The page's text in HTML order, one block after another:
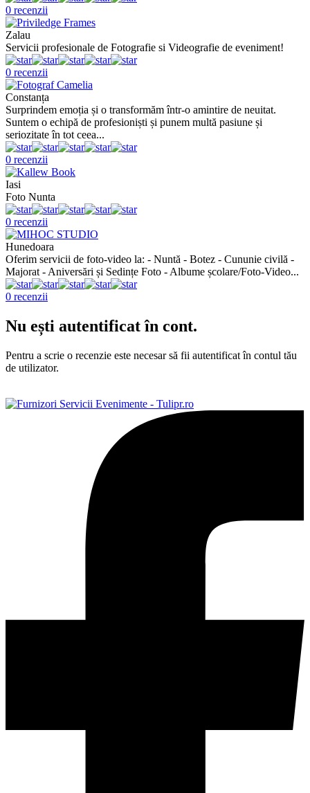
0 recenzii
Zalau
Servicii profesionale de Fotografie si Videografie de eveniment!
0 recenzii
Constanța
Surprindem emoția și o transformăm într-o amintire de neuitat.
Suntem o echipă de profesioniști și punem multă pasiune și
seriozitate în tot ceea...
0 recenzii
Iasi
Foto Nunta
0 recenzii
Hunedoara
Oferim servicii de foto-video la: - Nuntă - Botez - Cununie civilă -
Majorat - Aniversări și Sedințe Foto - Albume școlare/Foto-Video...
0 recenzii
Nu ești autentificat în cont.
Pentru a scrie o recenzie este necesar să fii autentificat în contul tău
de utilizator.